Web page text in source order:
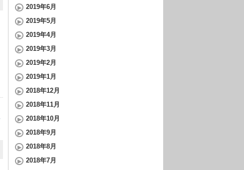
2019年6月
2019年5月
2019年4月
2019年3月
2019年2月
2019年1月
2018年12月
2018年11月
2018年10月
2018年9月
2018年8月
2018年7月